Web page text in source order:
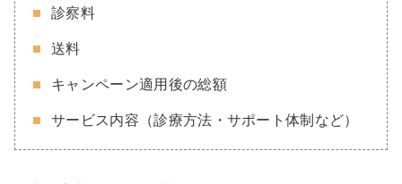
診察料
送料
キャンペーン適用後の総額
サービス内容（診療方法・サポート体制など）